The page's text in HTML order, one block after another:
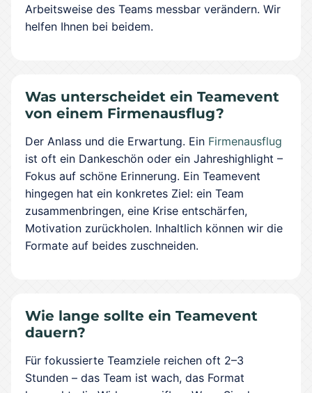
Arbeitsweise des Teams messbar verändern. Wir
helfen Ihnen bei beidem.
Was unterscheidet ein Teamevent
von einem Firmenausflug?
Der Anlass und die Erwartung. Ein Firmenausflug
ist oft ein Dankeschön oder ein Jahreshighlight –
Fokus auf schöne Erinnerung. Ein Teamevent
hingegen hat ein konkretes Ziel: ein Team
zusammenbringen, eine Krise entschärfen,
Motivation zurückholen. Inhaltlich können wir die
Formate auf beides zuschneiden.
Wie lange sollte ein Teamevent
dauern?
Für fokussierte Teamziele reichen oft 2–3
Stunden – das Team ist wach, das Format